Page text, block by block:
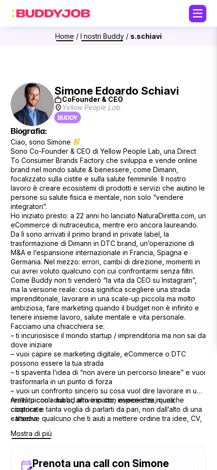
Home / I nostri Buddy / s.schiavi
Simone Edoardo Schiavi
workCoFounder & CEO
location_onYellow People Lab
BUDDY
Biografia:
Ciao, sono Simone
Sono Co-Founder & CEO di Yellow People Lab, una Direct
To Consumer Brands Factory che sviluppa e vende online
brand nel mondo salute & benessere, come Dimann,
focalizzato sulla cistite e sulla salute femminile. Il nostro
lavoro è creare ecosistemi di prodotti e servizi che aiutino le
persone su salute fisica e mentale, non solo “vendere
integratori”.
Ho iniziato presto: a 22 anni ho lanciato NaturaDiretta.com, un
eCommerce di nutraceutica, mentre ero ancora laureando.
Da lì sono arrivati il primo brand in private label, la
trasformazione di Dimann in DTC brand, un’operazione di
M&A e l’espansione internazionale in Francia, Spagna e
Germania. Nel mezzo: errori, cambi di direzione, momenti in
cui avrei voluto qualcuno con cui confrontarmi senza filtri.
Come Buddy non ti venderò “la vita da CEO su Instagram”,
ma la versione reale: cosa significa scegliere una strada
imprenditoriale, lavorare in una scale-up piccola ma molto
ambiziosa, fare marketing quando il budget non è infinito e
tenere insieme lavoro, salute mentale e vita personale.
Facciamo una chiacchiera se:
– ti incuriosisce il mondo startup / imprenditoria ma non sai da
dove iniziare
– vuoi capire se marketing digitale, eCommerce o DTC
possono essere la tua strada
– ti spaventa l’idea di “non avere un percorso lineare” e vuoi
trasformarla in un punto di forza
– vuoi un confronto sincero su cosa vuol dire lavorare in una
realtà piccola ma ad alto impatto, invece che in una
corporate
– ti serve qualcuno che ti aiuti a mettere ordine tra idee, CV,
Arrivi tu con i dubbi, arrivo io con esperienza, qualche
cicatrice e tanta voglia di parlarti da pari, non dall’alto di una
cattedra.
Mostra di più
Prenota una call con Simone